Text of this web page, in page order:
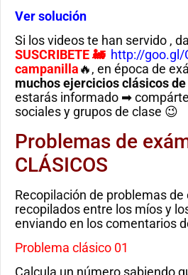
Ver solución
Si los videos te han servido ,
SUSCRIBETE 🚂 http://goo.gl/
campanilla🔥, en época de
muchos ejercicios clásicos
estarás informado ➡
sociales y grupos de clase 😉
Problemas de
CLÁSICOS
Recopilación de problemas de
recopilados entre los míos y
enviando en los comentarios
Problema clásico 01